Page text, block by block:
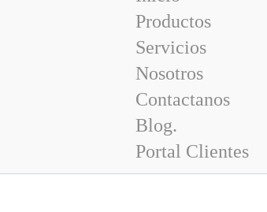
Productos
Servicios
Nosotros
Contactanos
Blog.
Portal Clientes